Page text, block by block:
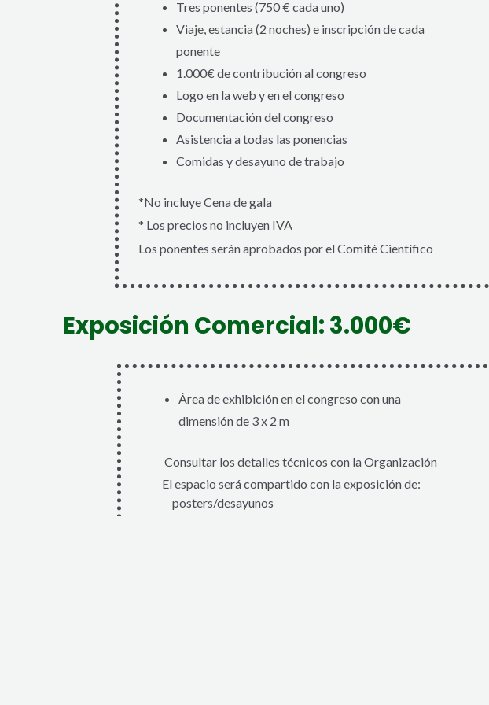
Tres ponentes (750 € cada uno)
Viaje, estancia (2 noches) e inscripción de cada
ponente
1.000€ de contribución al congreso
Logo en la web y en el congreso
Documentación del congreso
Asistencia a todas las ponencias
Comidas y desayuno de trabajo
*No incluye Cena de gala
* Los precios no incluyen IVA
Los ponentes serán aprobados por el Comité Científico
Exposición Comercial: 3.000€
Área de exhibición en el congreso con una
dimensión de 3 x 2 m
Consultar los detalles técnicos con la Organización
El espacio será compartido con la exposición de:
posters/desayunos